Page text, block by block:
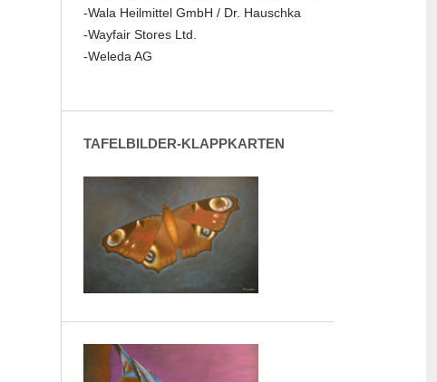
-Wala Heilmittel GmbH / Dr. Hauschka
-Wayfair Stores Ltd.
-Weleda AG
TAFELBILDER-KLAPPKARTEN